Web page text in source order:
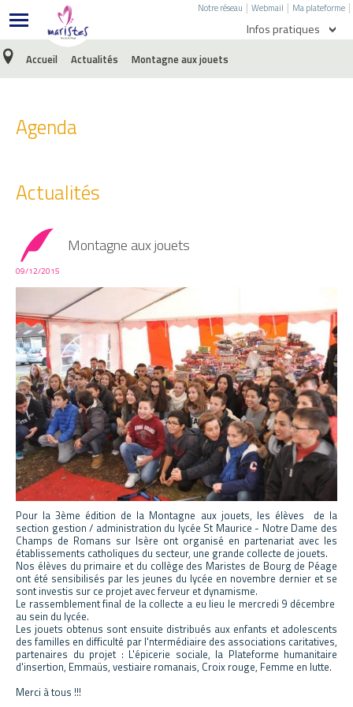
Notre réseau | Webmail | Ma plateforme |
Infos pratiques
Agenda
Facebook
Accueil Actualités Montagne aux jouets
Actualités
09/12/2015
Montagne aux jouets
Pour la 3ème édition de la Montagne aux jouets, les élèves de la
section gestion / administration du lycée St Maurice - Notre Dame des
Champs de Romans sur Isère ont organisé en partenariat avec les
établissements catholiques du secteur, une grande collecte de jouets.
Nos élèves du primaire et du collège des Maristes de Bourg de Péage
ont été sensibilisés par les jeunes du lycée en novembre dernier et se
sont investis sur ce projet avec ferveur et dynamisme.
Le rassemblement final de la collecte a eu lieu le mercredi 9 décembre
au sein du lycée.
Les jouets obtenus sont ensuite distribués aux enfants et adolescents
des familles en difficulté par l'ntermédiaire des associations caritatives,
partenaires du projet : L'épicerie sociale, la Plateforme humanitaire
d'insertion, Emmaüs, vestiaire romanais, Croix rouge, Femme en lutte.
Merci à tous !!!
Agenda